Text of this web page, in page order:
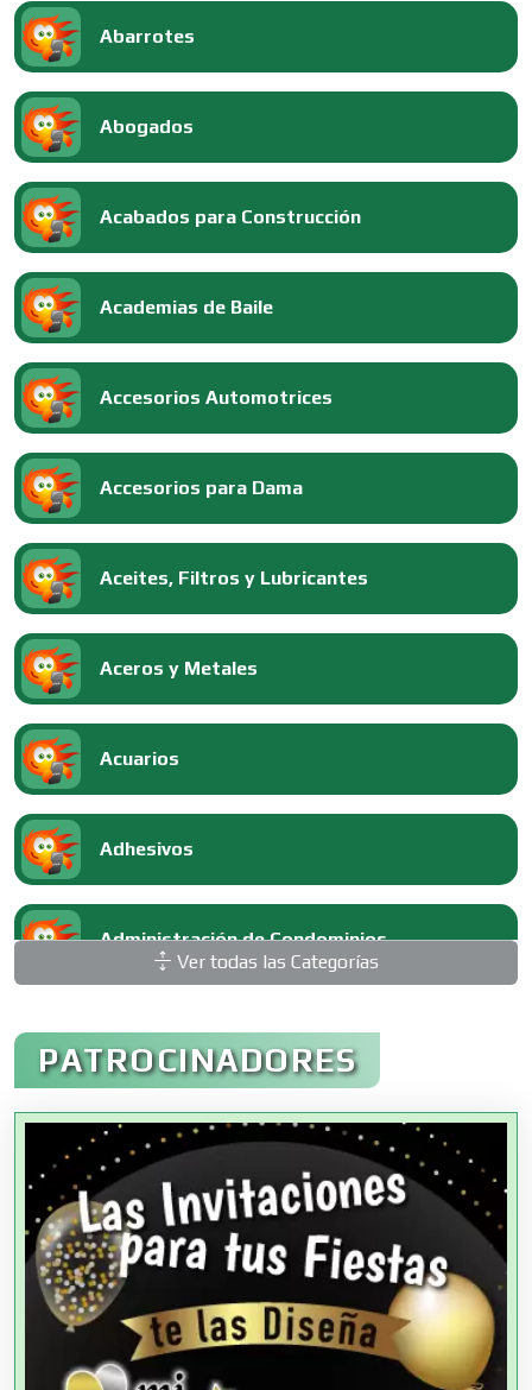
Abarrotes
Abogados
Acabados para Construcción
Academias de Baile
Accesorios Automotrices
Accesorios para Dama
Aceites, Filtros y Lubricantes
Aceros y Metales
Acuarios
Adhesivos
Administración de Condominios
Administración de Empresas
Agencias Aduanales
Agencias de Autos
Agencias de Cobranza
Ver todas las Categorías
PATROCINADORES